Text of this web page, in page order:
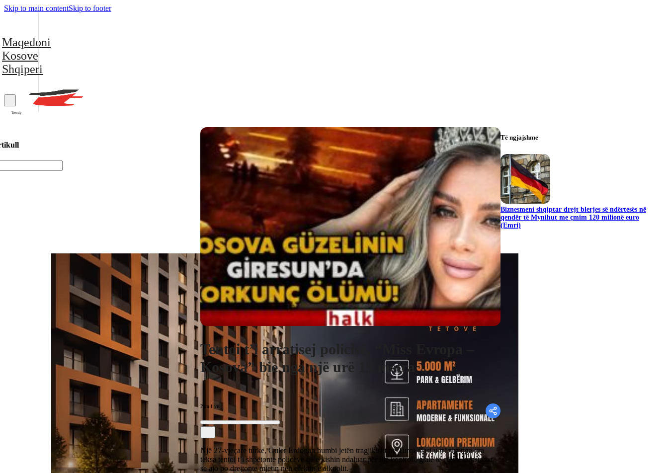
Skip to main contentSkip to footer
Maqedoni
Kosove
Shqiperi
Trendy
Tentoi t’i arratisej policisë, “Miss Evropa –
Kosova” bie nga një urë 15 metra
Para 1 vit
Një 27-vjeçare turke, Guler Erdogan humbi jetën tragjikisht në Turqi, pasi u rrëzua nga ura
teksa tentoi t’i shpëtonte policëve që e kishin ndaluar për një kontroll, gjatë të cilit u konstatua
se ajo po drejtonte mjetin nën efektin e alkoolit.
Të ngjajshme
Biznesmeni shqiptar drejt blerjes së ndërtesës në
qendër të Mynihut me çmim 120 milionë euro
(Emri)